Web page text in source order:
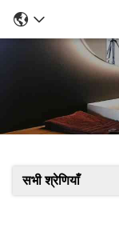
सभी श्रेणियाँ